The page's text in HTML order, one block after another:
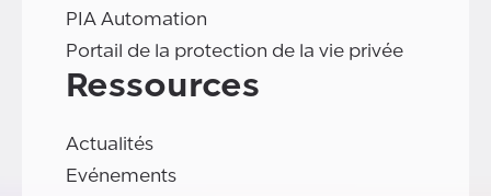
PIA Automation
Portail de la protection de la vie privée
Ressources
Actualités
Evénements